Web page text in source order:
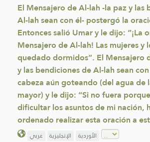
El Mensajero de Al-lah -la paz y las
Al-lah sean con él- postergó la
Entonces salió Umar y le dijo: “¡La
Mensajero de Al-lah! Las mujeres y
quedado dormidos”. El Mensajero
y las bendiciones de Al-lah sean
cabeza aún goteando (del agua de
mayor) y le dijo: “Si no fuera
dificultar los asuntos de mi nación,
ordenado realizar esta oración a
عربي الإنجليزية الأوردية